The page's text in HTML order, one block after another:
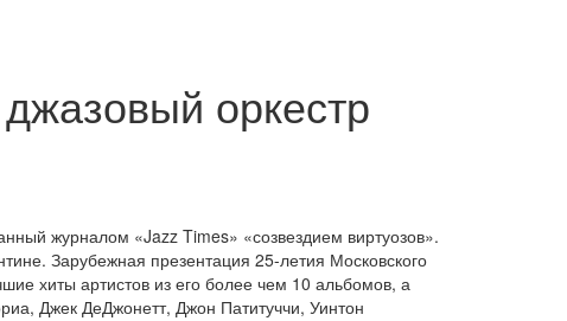
оркестр
журналом «Jazz Times» «созвездием виртуозов».
Зарубежная презентация 25-летия Московского
хиты артистов из его более чем 10 альбомов, а
Джек ДеДжонетт, Джон Патитуччи, Уинтон